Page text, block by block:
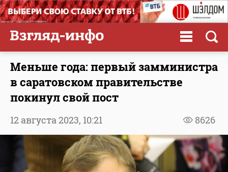
Меньше года: первый замминистра
в саратовском правительстве
покинул свой пост
8626
12 августа 2023, 10:21